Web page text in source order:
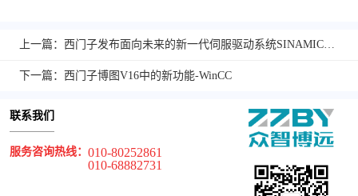
上一篇：西门子发布面向未来的新一代伺服驱动系统SINAMICS S200PN系列
下一篇：西门子博图V16中的新功能-WinCC
联系我们
服务咨询热线： 010-80252861
010-68882731